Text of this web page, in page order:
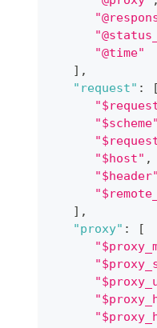
"@time"
] ,
"request" :
[
"$scheme"
"$host" ,
"$header"
] ,
"proxy" :
[